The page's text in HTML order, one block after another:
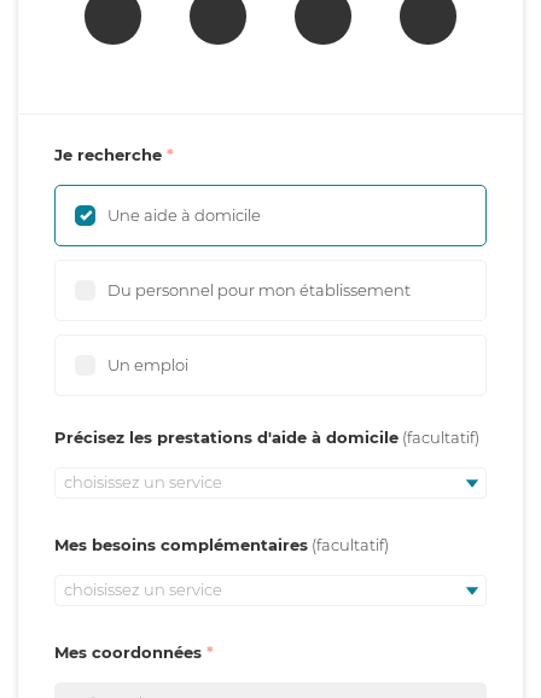
Je recherche
Une aide à domicile
Du personnel pour mon établissement
Un emploi
Précisez les prestations d'aide à domicile
choisissez un service
Mes besoins complémentaires
choisissez un service
Mes coordonnées